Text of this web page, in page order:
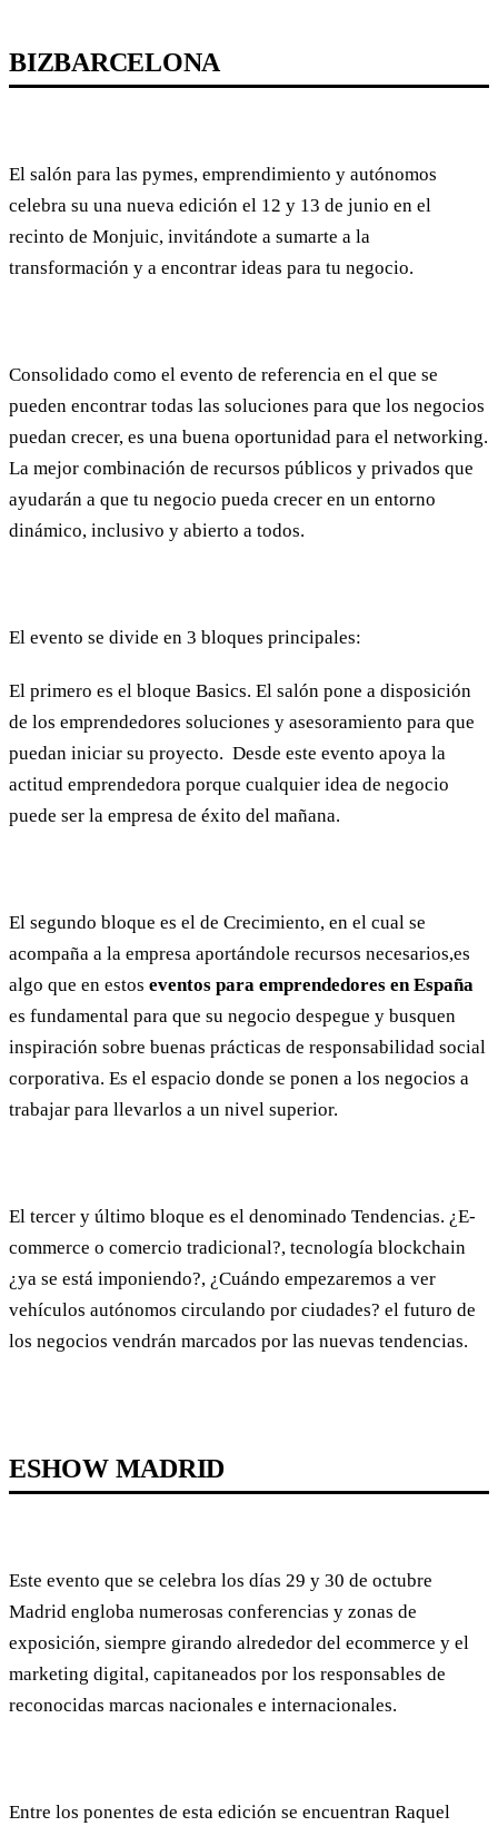
BIZBARCELONA
El salón para las pymes, emprendimiento y autónomos
celebra su una nueva edición el 12 y 13 de junio en el
recinto de Monjuic, invitándote a sumarte a la
transformación y a encontrar ideas para tu negocio.
Consolidado como el evento de referencia en el que se
pueden encontrar todas las soluciones para que los negocios
puedan crecer, es una buena oportunidad para el networking.
La mejor combinación de recursos públicos y privados que
ayudarán a que tu negocio pueda crecer en un entorno
dinámico, inclusivo y abierto a todos.
El evento se divide en 3 bloques principales:
El primero es el bloque Basics. El salón pone a disposición
de los emprendedores soluciones y asesoramiento para que
puedan iniciar su proyecto. Desde este evento apoya la
actitud emprendedora porque cualquier idea de negocio
puede ser la empresa de éxito del mañana.
El segundo bloque es el de Crecimiento, en el cual se
acompaña a la empresa aportándole recursos necesarios,es
algo que en estos eventos para emprendedores en España
es fundamental para que su negocio despegue y busquen
inspiración sobre buenas prácticas de responsabilidad social
corporativa. Es el espacio donde se ponen a los negocios a
trabajar para llevarlos a un nivel superior.
El tercer y último bloque es el denominado Tendencias. ¿E-
commerce o comercio tradicional?, tecnología blockchain
¿ya se está imponiendo?, ¿Cuándo empezaremos a ver
vehículos autónomos circulando por ciudades? el futuro de
los negocios vendrán marcados por las nuevas tendencias.
ESHOW MADRID
Este evento que se celebra los días 29 y 30 de octubre
Madrid engloba numerosas conferencias y zonas de
exposición, siempre girando alrededor del ecommerce y el
marketing digital, capitaneados por los responsables de
reconocidas marcas nacionales e internacionales.
Entre los ponentes de esta edición se encuentran Raquel